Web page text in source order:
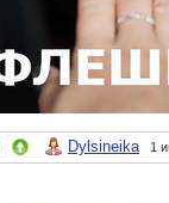
Dylsineika 1